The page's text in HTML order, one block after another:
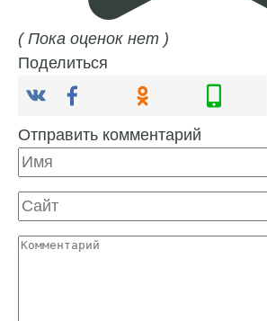
( Пока оценок нет )
Поделиться
Отправить комментарий
Имя
Сайт
Комментарий